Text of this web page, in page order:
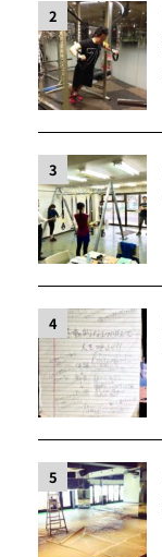
2
3
4
5